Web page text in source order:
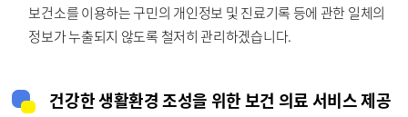
보건소를 이용하는 구민의 개인정보 및 진료기록 등에 관한 일체의
정보가 누출되지 않도록 철저히 관리하겠습니다.
건강한 생활환경 조성을 위한 보건 의료 서비스 제공